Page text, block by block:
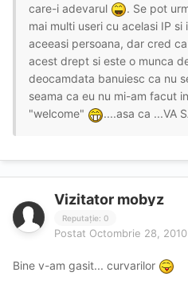
care-i adevarul
. Se pot
mai multi useri cu acelasi IP
aceeasi persoana, dar cred
acest drept si este o munca
deocamdata banuiesc ca nu
seama ca eu nu mi-am facut
"welcome"
....asa ca ...VA
Vizitator mobyz
Reputație: 0
Postat Octombrie 28, 2010
Bine v-am gasit... curvarilor